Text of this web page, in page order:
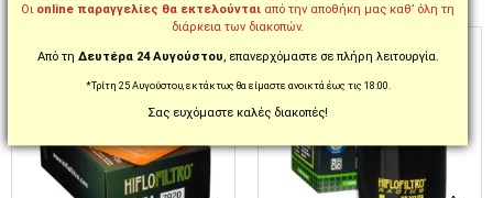
ΣΤΟ ΚΑΛΆΘΙ ΣΤΟ ΚΑΛΆΘΙ
Οι online παραγγελίες θα εκτελούνται από την αποθήκη μας καθ’ όλη τη
διάρκεια των διακοπών.
Από τη Δευτέρα 24 Αυγούστου, επανερχόμαστε σε πλήρη λειτουργία.
*Τρίτη 25 Αυγούστου, εκτάκτως θα είμαστε ανοικτά έως τις 18:00.
Σας ευχόμαστε καλές διακοπές!